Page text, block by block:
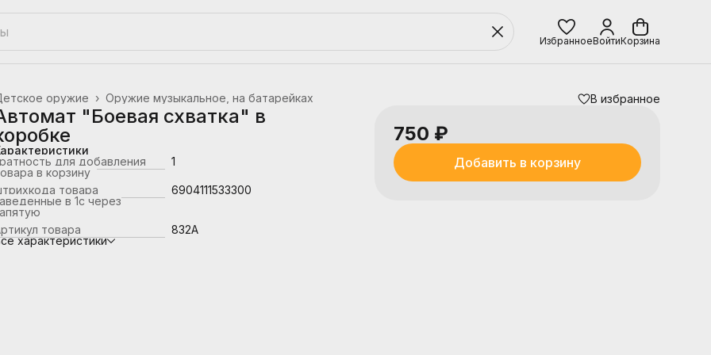
ИзбранноеВойтиКорзина
Оружие музыкальное, на батарейках
оружие ›
"Боевая схватка" в
для добавления
в корзину
1
товара
в 1с через
6904111533300
товара
832A
характеристики
В избранное
750 ₽
Добавить в корзину